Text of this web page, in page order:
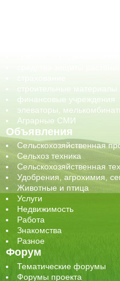
строительные материалы
финансовые учреждения
элеваторы,
Аграрные СМИ
Объявления
Сельскохозяйственная
Сельхоз техника
Сельскохозяйственная
Удобрения, агрохимия,
Животные и птица
Услуги
Недвижимость
Работа
Знакомства
Разное
Форум
Тематические форумы
Форумы проекта